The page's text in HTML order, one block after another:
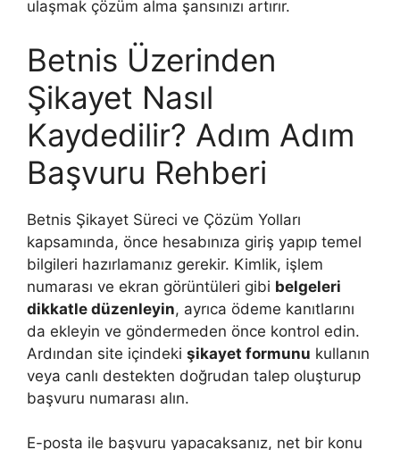
ulaşmak çözüm alma şansınızı artırır.
Betnis Üzerinden
Şikayet Nasıl
Kaydedilir? Adım Adım
Başvuru Rehberi
Betnis Şikayet Süreci ve Çözüm Yolları
kapsamında, önce hesabınıza giriş yapıp temel
bilgileri hazırlamanız gerekir. Kimlik, işlem
numarası ve ekran görüntüleri gibi belgeleri
dikkatle düzenleyin, ayrıca ödeme kanıtlarını
da ekleyin ve göndermeden önce kontrol edin.
Ardından site içindeki şikayet formunu kullanın
veya canlı destekten doğrudan talep oluşturup
başvuru numarası alın.
E-posta ile başvuru yapacaksanız, net bir konu